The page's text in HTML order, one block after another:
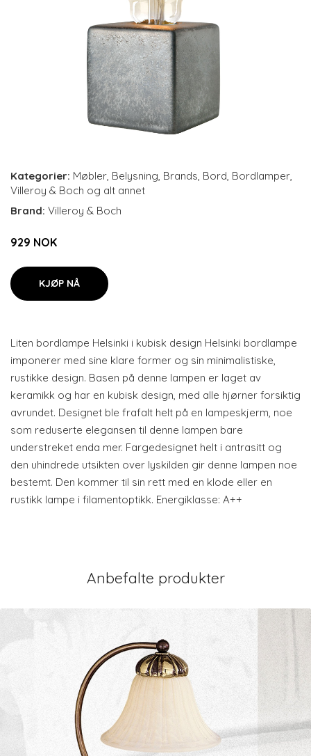
Kategorier: Møbler, Belysning, Brands, Bord, Bordlamper,
Villeroy & Boch og alt annet
Brand: Villeroy & Boch
929 NOK
KJØP NÅ
Liten bordlampe Helsinki i kubisk design Helsinki bordlampe
imponerer med sine klare former og sin minimalistiske,
rustikke design. Basen på denne lampen er laget av
keramikk og har en kubisk design, med alle hjørner forsiktig
avrundet. Designet ble frafalt helt på en lampeskjerm, noe
som reduserte elegansen til denne lampen bare
understreket enda mer. Fargedesignet helt i antrasitt og
den uhindrede utsikten over lyskilden gir denne lampen noe
bestemt. Den kommer til sin rett med en klode eller en
rustikk lampe i filamentoptikk. Energiklasse: A++
Anbefalte produkter